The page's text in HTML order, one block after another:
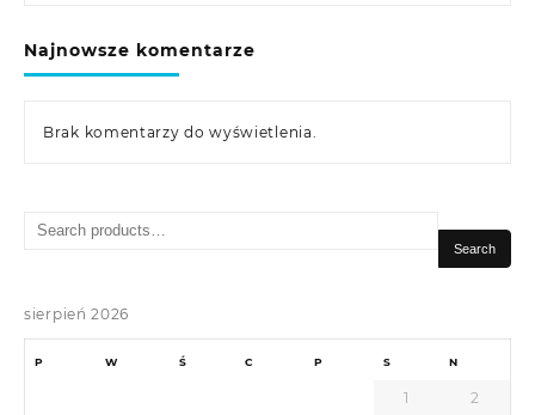
Najnowsze komentarze
Brak komentarzy do wyświetlenia.
Search
Search
sierpień 2026
P W Ś C P S N
1
2